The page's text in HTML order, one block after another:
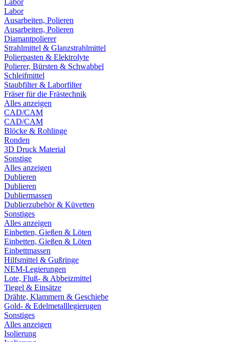
Labor
Labor
Ausarbeiten, Polieren
Ausarbeiten, Polieren
Diamantpolierer
Strahlmittel & Glanzstrahlmittel
Polierpasten & Elektrolyte
Polierer, Bürsten & Schwabbel
Schleifmittel
Staubfilter & Laborfilter
Fräser für die Frästechnik
Alles anzeigen
CAD/CAM
CAD/CAM
Blöcke & Rohlinge
Ronden
3D Druck Material
Sonstige
Alles anzeigen
Dublieren
Dublieren
Dubliermassen
Dublierzubehör & Küvetten
Sonstiges
Alles anzeigen
Einbetten, Gießen & Löten
Einbetten, Gießen & Löten
Einbettmassen
Hilfsmittel & Gußringe
NEM-Legierungen
Lote, Fluß- & Abbeizmittel
Tiegel & Einsätze
Drähte, Klammern & Geschiebe
Gold- & Edelmetalllegierugen
Sonstiges
Alles anzeigen
Isolierung